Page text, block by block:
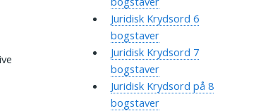
Juridisk Krydsord 6
bogstaver
Juridisk Krydsord 7
bogstaver
Juridisk Krydsord på 8
bogstaver